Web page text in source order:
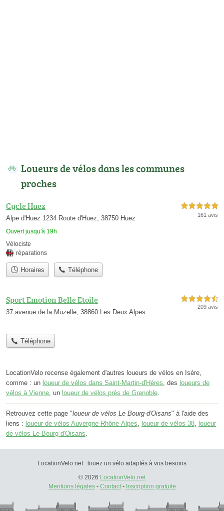
Loueurs de vélos dans les communes
proches
Cycle Huez
Alpe d'Huez 1234 Route d'Huez, 38750 Huez
Ouvert jusqu'à 19h
5,0 étoiles sur 5
161 avis
Vélociste
réparations
Horaires Téléphone
Sport Emotion Belle Etoile
37 avenue de la Muzelle, 38860 Les Deux Alpes
4,5 étoiles sur 5
209 avis
Téléphone
LocationVelo recense également d'autres loueurs de vélos en Isère,
comme : un loueur de vélos dans Saint-Martin-d'Hères , des loueurs de
vélos à Vienne , un loueur de vélos près de Grenoble
Retrouvez cette page "loueur de vélos Le Bourg-d'Oisans" à l'aide des
liens : loueur de vélos Auvergne-Rhône-Alpes loueur de vélos 38
loueur
de vélos Le Bourg-d'Oisans
LocationVelo.net : louez un vélo adaptés à vos besoins
© 2026 LocationVelo.net
Mentions légales- Contact- Inscription gratuite